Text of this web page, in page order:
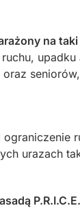
na taki
upadku
urazach